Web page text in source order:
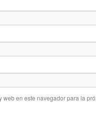
en este navegador para la